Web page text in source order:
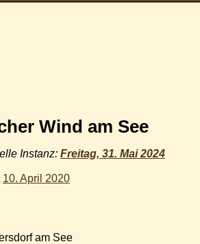
Wind am See
Instanz: Freitag, 31. Mai 2024
10. April 2020
am See